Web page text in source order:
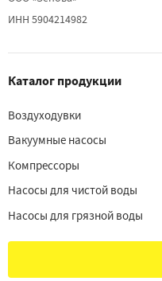
ИНН 5904214982
Каталог продукции
Воздуходувки
Вакуумные насосы
Компрессоры
Насосы для чистой воды
Насосы для грязной воды